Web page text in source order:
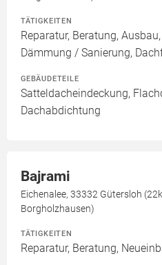
TÄTIGKEITEN
Reparatur, Beratung,
Dämmung / Sanierung,
GEBÄUDETEILE
Satteldacheindeckung,
Dachabdichtung
Bajrami
Eichenalee, 33332 Gütersloh
Borgholzhausen)
TÄTIGKEITEN
Reparatur, Beratung,